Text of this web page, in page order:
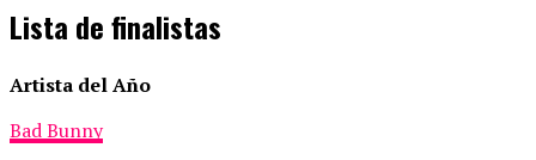
Lista de finalistas
Artista del Año
Bad Bunny